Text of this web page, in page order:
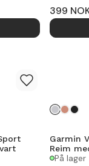
399
Garmin
Reim
På lager